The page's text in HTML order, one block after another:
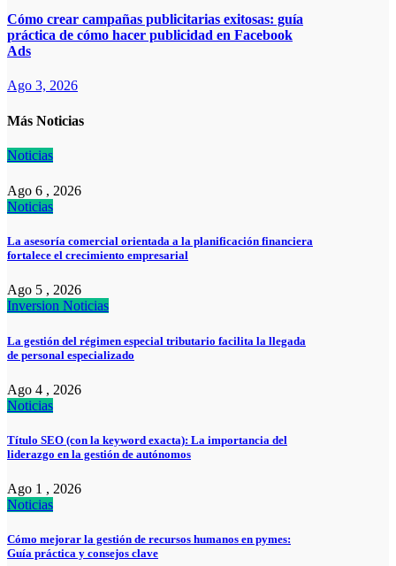
Cómo crear campañas publicitarias exitosas: guía
práctica de cómo hacer publicidad en Facebook
Ads
Ago 3, 2026
Más Noticias
Noticias
Ago 6 , 2026
Noticias
La asesoría comercial orientada a la planificación financiera
fortalece el crecimiento empresarial
Ago 5 , 2026
Inversion Noticias
La gestión del régimen especial tributario facilita la llegada
de personal especializado
Ago 4 , 2026
Noticias
Título SEO (con la keyword exacta): La importancia del
liderazgo en la gestión de autónomos
Ago 1 , 2026
Noticias
Cómo mejorar la gestión de recursos humanos en pymes:
Guía práctica y consejos clave